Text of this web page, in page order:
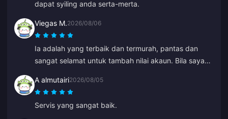
dapat syiling anda serta-merta.
Viegas M.2026/08/06
Ia adalah yang terbaik dan termurah, pantas dan
sangat selamat untuk tambah nilai akaun. Bila saya
cepat dan tambah nilai ke ID yang betul.
A almutairi2026/08/05
Servis yang sangat baik.